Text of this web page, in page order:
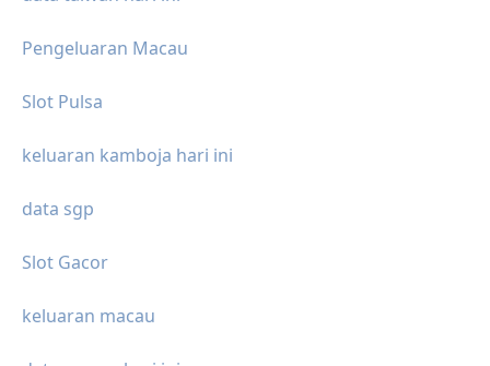
Pengeluaran Macau
Slot Pulsa
keluaran kamboja hari ini
data sgp
Slot Gacor
keluaran macau